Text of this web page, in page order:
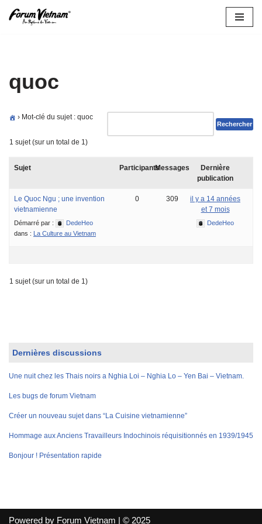
quoc
› Mot-clé du sujet : quoc
1 sujet (sur un total de 1)
Sujet ParticipantsMessages
Dernière
publication
Le Quoc Ngu ; une invention
vietnamienne
Démarré par :
DedeHeo
dans : La Culture au Vietnam
0 309
il y a 14 années
et 7 mois
DedeHeo
1 sujet (sur un total de 1)
Dernières discussions
Une nuit chez les Thais noirs a Nghia Loi – Nghia Lo – Yen Bai – Vietnam.
Les bugs de forum Vietnam
Créer un nouveau sujet dans “La Cuisine vietnamienne”
Hommage aux Anciens Travailleurs Indochinois réquisitionnés en 1939/1945
Bonjour ! Présentation rapide
Powered by Forum Vietnam | © 2025